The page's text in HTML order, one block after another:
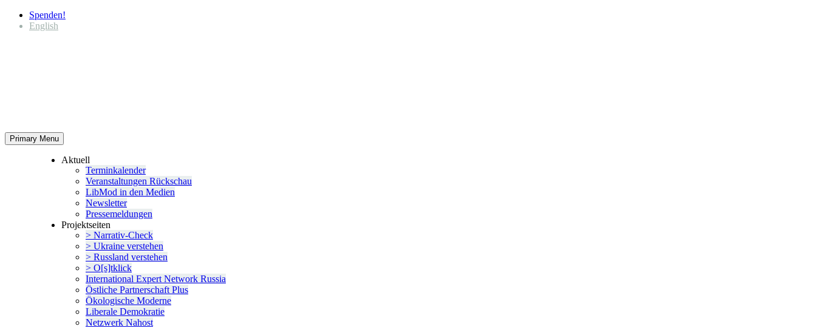
Spenden!
English
Primary Menu
Aktuell
Termin­ka­lender
Veran­stal­tungen Rückschau
LibMod in den Medien
Newsletter
Presse­mel­dungen
Projekt­seiten
> Narrativ-Check
> Ukraine verstehen
> Russland verstehen
> O[s]tklick
Inter­na­tional Expert Network Russia
Östliche Partner­schaft Plus
Ökolo­gische Moderne
Liberale Demokratie
Netzwerk Nahost